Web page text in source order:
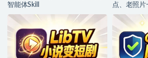
智能体Skill
点、老照片